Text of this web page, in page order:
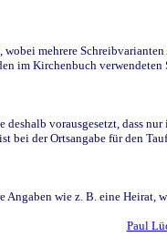
mehrere
im Kirchenbuch verwendeten
vorausgesetzt, dass
der Ortsangabe für den
wie z. B. eine Heirat,
Paul